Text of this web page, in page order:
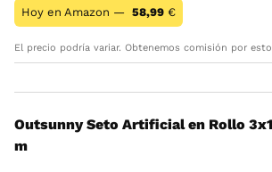
Hoy en Amazon — 58,99 €
El precio podría variar. Obtenemos comisión por
Outsunny Seto Artificial en Rollo 3x1
m